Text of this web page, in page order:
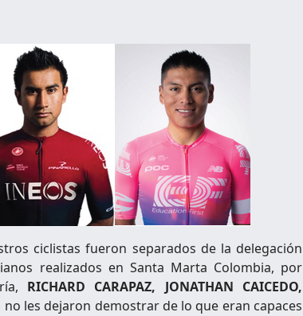
ciclistas fueron separados de la delegación
realizados en Santa Marta Colombia, por
, RICHARD CARAPAZ, JONATHAN CAICEDO,
no les dejaron demostrar de lo que eran capaces